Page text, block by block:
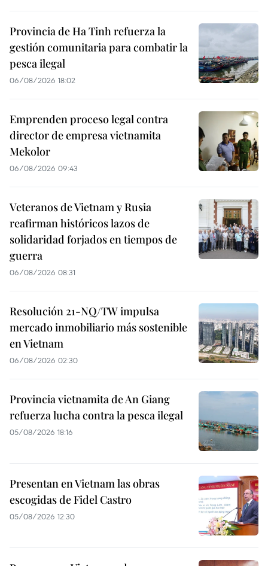
Provincia de Ha Tinh refuerza la
gestión comunitaria para combatir la
pesca ilegal
06/08/2026 18:02
Emprenden proceso legal contra
director de empresa vietnamita
Mekolor
06/08/2026 09:43
Veteranos de Vietnam y Rusia
reafirman históricos lazos de
solidaridad forjados en tiempos de
guerra
06/08/2026 08:31
Resolución 21-NQ/TW impulsa
mercado inmobiliario más sostenible
en Vietnam
06/08/2026 02:30
Provincia vietnamita de An Giang
refuerza lucha contra la pesca ilegal
05/08/2026 18:16
Presentan en Vietnam las obras
escogidas de Fidel Castro
05/08/2026 12:30